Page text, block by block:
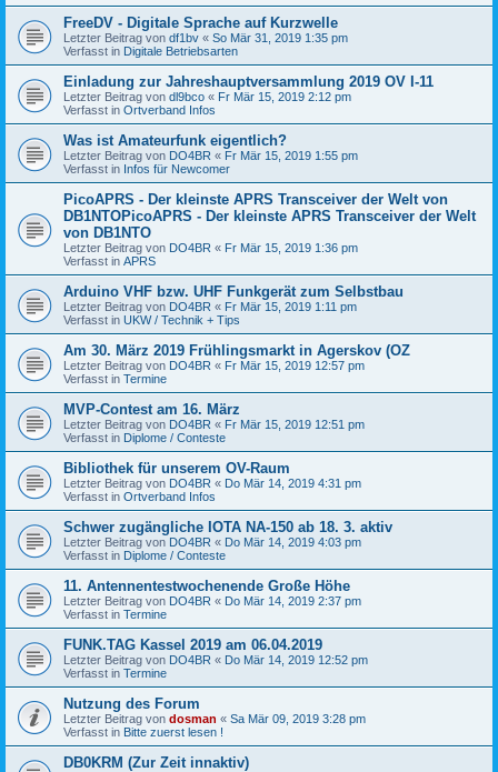
FreeDV - Digitale Sprache auf Kurzwelle
Letzter Beitrag von df1bv « So Mär 31, 2019 1:35 pm
Verfasst in Digitale Betriebsarten
Einladung zur Jahreshauptversammlung 2019 OV I-11
Letzter Beitrag von dl9bco « Fr Mär 15, 2019 2:12 pm
Verfasst in Ortverband Infos
Was ist Amateurfunk eigentlich?
Letzter Beitrag von DO4BR « Fr Mär 15, 2019 1:55 pm
Verfasst in Infos für Newcomer
PicoAPRS - Der kleinste APRS Transceiver der Welt von
DB1NTOPicoAPRS - Der kleinste APRS Transceiver der Welt
von DB1NTO
Letzter Beitrag von DO4BR « Fr Mär 15, 2019 1:36 pm
Verfasst in APRS
Arduino VHF bzw. UHF Funkgerät zum Selbstbau
Letzter Beitrag von DO4BR « Fr Mär 15, 2019 1:11 pm
Verfasst in UKW / Technik + Tips
Am 30. März 2019 Frühlingsmarkt in Agerskov (OZ
Letzter Beitrag von DO4BR « Fr Mär 15, 2019 12:57 pm
Verfasst in Termine
MVP-Contest am 16. März
Letzter Beitrag von DO4BR « Fr Mär 15, 2019 12:51 pm
Verfasst in Diplome / Conteste
Bibliothek für unserem OV-Raum
Letzter Beitrag von DO4BR « Do Mär 14, 2019 4:31 pm
Verfasst in Ortverband Infos
Schwer zugängliche IOTA NA-150 ab 18. 3. aktiv
Letzter Beitrag von DO4BR « Do Mär 14, 2019 4:03 pm
Verfasst in Diplome / Conteste
11. Antennentestwochenende Große Höhe
Letzter Beitrag von DO4BR « Do Mär 14, 2019 2:37 pm
Verfasst in Termine
FUNK.TAG Kassel 2019 am 06.04.2019
Letzter Beitrag von DO4BR « Do Mär 14, 2019 12:52 pm
Verfasst in Termine
Nutzung des Forum
Letzter Beitrag von dosman « Sa Mär 09, 2019 3:28 pm
Verfasst in Bitte zuerst lesen !
DB0KRM (Zur Zeit innaktiv)